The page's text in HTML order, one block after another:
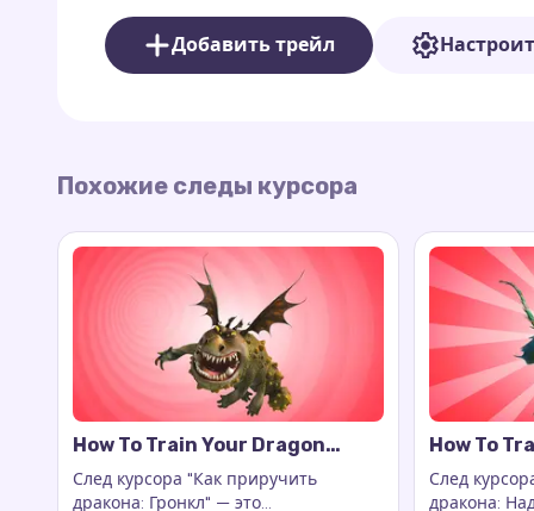
хочет добавить немного радости и тепла в
Добавить трейл
Похожие следы курсора
How To Train Your Dragon
Gronckle Cursor Trail
След курсора "Как приручить
дракона: Гронкл" — это
How To
Nadder
След
дракона: